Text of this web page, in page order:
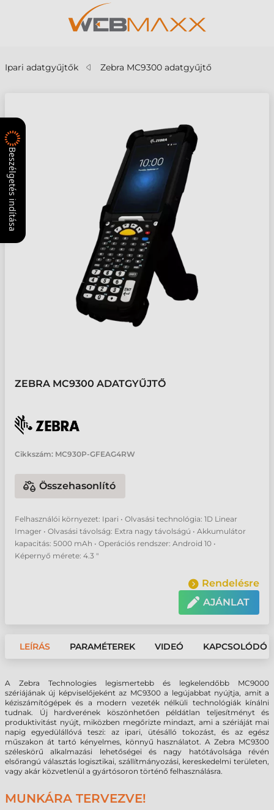
Ipari adatgyűjtők Zebra MC9300 adatgyűjtő
ZEBRA MC9300 ADATGYŰJTŐ
Cikkszám: MC930P-GFEAG4RW
Összehasonlító
Felhasználói környezet: Ipari • Olvasási technológia: 1D Linear
Imager • Olvasási távolság: Extra nagy távolságú • Akkumulátor
kapacitás: 5000 mAh • Operációs rendszer: Android 10 •
Képernyő mérete: 4.3 "
Rendelésre
AJÁNLAT
LEÍRÁS PARAMÉTEREK VIDEÓ KAPCSOLÓDÓ
A Zebra Technologies legismertebb és legkelendőbb MC9000
szériájának új képviselőjeként az MC9300 a legújabbat nyújtja, amit a
kéziszámítógépek és a modern vezeték nélküli technológiák kínálni
tudnak. Új hardverének köszönhetően példátlan teljesítményt és
produktivitást nyújt, miközben megőrizte mindazt, ami a szériáját mai
napig egyedülállóvá teszi: az ipari, ütésálló tokozást, és az egész
műszakon át tartó kényelmes, könnyű használatot. A Zebra MC9300
széleskörű alkalmazási lehetőségei és nagy hatótávolsága révén
elsőrangú választás logisztikai, szállítmányozási, kereskedelmi területen,
vagy akár közvetlenül a gyártósoron történő felhasználásra.
MUNKÁRA TERVEZVE!
Beszélgetés indítása